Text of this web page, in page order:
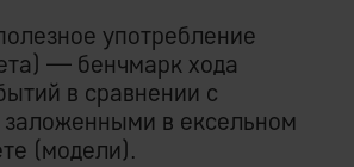
употребление
— бенчмарк хода
в сравнении с
в ексельном
(модели).